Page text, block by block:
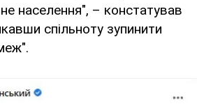
населення", – констатував
спільноту зупинити